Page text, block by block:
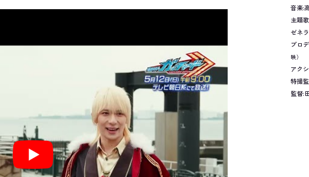
音楽:
主題
ゼネ
プロ
映）
アク
特撮
監督: